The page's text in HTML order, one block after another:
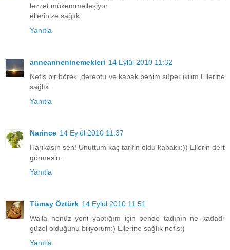
lezzet mükemmelleşiyor
ellerinize sağlık
Yanıtla
anneanneninemekleri 14 Eylül 2010 11:32
Nefis bir börek ,dereotu ve kabak benim süper ikilim.Ellerine
sağlık.
Yanıtla
Narince 14 Eylül 2010 11:37
Harikasın sen! Unuttum kaç tarifin oldu kabaklı:)) Ellerin dert
görmesin...
Yanıtla
Tümay Öztürk 14 Eylül 2010 11:51
Walla henüz yeni yaptığım için bende tadının ne kadadr
güzel olduğunu biliyorum:) Ellerine sağlık nefis:)
Yanıtla